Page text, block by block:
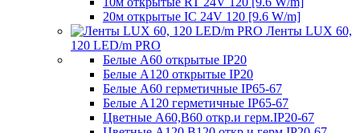
20м открытые IC 24V 120 [9.6 W/m]
Ленты LUX 60,
120 LED/m PRO
Белые A60 открытые IP20
Белые A120 открытые IP20
Белые A60 герметичные IP65-67
Белые A120 герметичные IP65-67
Цветные A60,B60 откр.и герм.IP20-67